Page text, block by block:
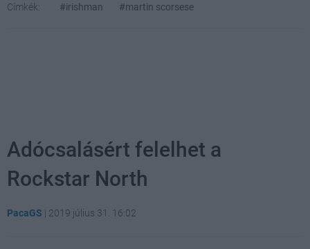
Címkék: #irishman #martin scorsese
Adócsalásért felelhet a
Rockstar North
PacaGS | 2019 július 31. 16:02